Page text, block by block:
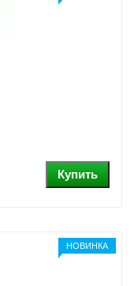
НОВИНКА